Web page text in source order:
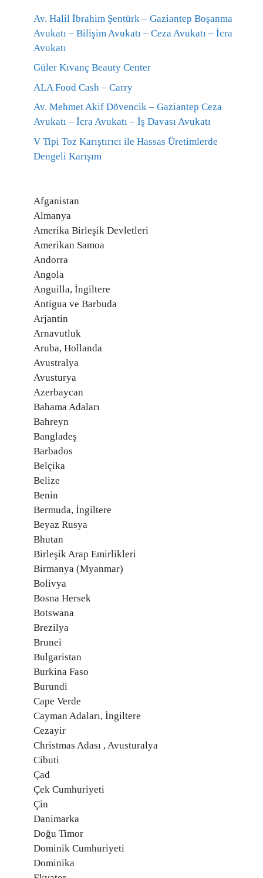
Av. Halil İbrahim Şentürk – Gaziantep Boşanma
Avukatı – Bilişim Avukatı – Ceza Avukatı – İcra
Avukatı
Güler Kıvanç Beauty Center
ALA Food Cash – Carry
Av. Mehmet Akif Dövencik – Gaziantep Ceza
Avukatı – İcra Avukatı – İş Davası Avukatı
V Tipi Toz Karıştırıcı ile Hassas Üretimlerde
Dengeli Karışım
Afganistan
Almanya
Amerika Birleşik Devletleri
Amerikan Samoa
Andorra
Angola
Anguilla, İngiltere
Antigua ve Barbuda
Arjantin
Arnavutluk
Aruba, Hollanda
Avustralya
Avusturya
Azerbaycan
Bahama Adaları
Bahreyn
Bangladeş
Barbados
Belçika
Belize
Benin
Bermuda, İngiltere
Beyaz Rusya
Bhutan
Birleşik Arap Emirlikleri
Birmanya (Myanmar)
Bolivya
Bosna Hersek
Botswana
Brezilya
Brunei
Bulgaristan
Burkina Faso
Burundi
Cape Verde
Cayman Adaları, İngiltere
Cezayir
Christmas Adası , Avusturalya
Cibuti
Çad
Çek Cumhuriyeti
Çin
Danimarka
Doğu Timor
Dominik Cumhuriyeti
Dominika